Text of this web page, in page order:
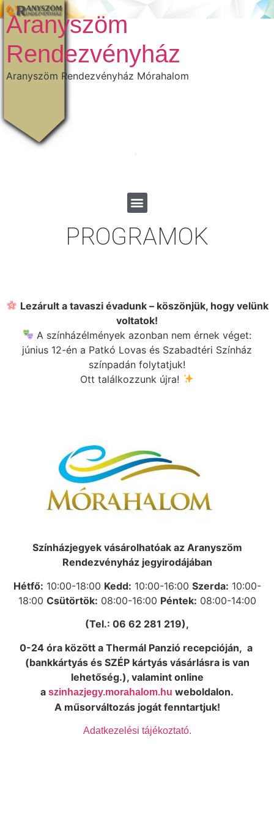
Aranyszöm
Rendezvényház
Aranyszöm Rendezvényház Mórahalom
PROGRAMOK
Lezárult a tavaszi évadunk – köszönjük, hogy velünk
voltatok!
A színházélmények azonban nem érnek véget:
június 12-én a Patkó Lovas és Szabadtéri Színház
színpadán folytatjuk!
Ott találkozzunk újra!
Színházjegyek vásárolhatóak az Aranyszöm
Rendezvényház jegyirodájában
Hétfő: 10:00-18:00 Kedd: 10:00-16:00 Szerda: 10:00-
18:00 Csütörtök: 08:00-16:00 Péntek: 08:00-14:00
(Tel.: 06 62 281 219),
0-24 óra között a Thermál Panzió recepcióján, a
(bankkártyás és SZÉP kártyás vásárlásra is van
lehetőség.), valamint online
a szinhazjegy.morahalom.hu weboldalon.
A műsorváltozás jogát fenntartjuk!
Adatkezelési tájékoztató.